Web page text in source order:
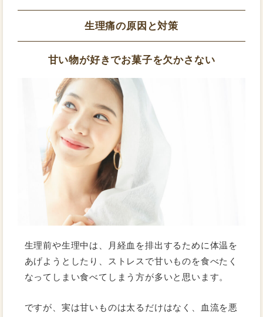
生理痛の原因と対策
甘い物が好きでお菓子を欠かさない
生理前や生理中は、月経血を排出するために体温を
あげようとしたり、ストレスで甘いものを食べたく
なってしまい食べてしまう方が多いと思います。
ですが、実は甘いものは太るだけはなく、血流を悪